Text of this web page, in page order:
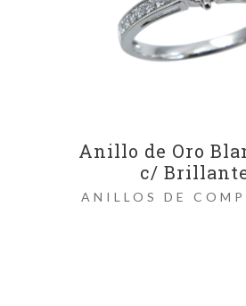
Anillo de Oro
c/
ANILLOS DE